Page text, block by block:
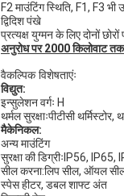
F2 माउंटिंग स्थिति, F1, F3 भी
द्विदिश पंखे
प्रत्यक्ष युग्मन के लिए दोनों
अनुरोध पर 2000 किलोवाट तक
वैकल्पिक विशेषताएंः
विद्युत:
इन्सुलेशन वर्गः H
थर्मल सुरक्षाःपीटीसी
मैकेनिकल:
अन्य माउंटिंग
सुरक्षा की डिग्रीःIP56, IP65,
सील करना:लिप सील, ऑयल
स्पेस हीटर, डबल शाफ्ट अंत